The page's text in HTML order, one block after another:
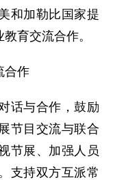
和加勒比国家提
育交流合作。
作
与合作，鼓励
节目交流与联合
节展、加强人员
支持双方互派常